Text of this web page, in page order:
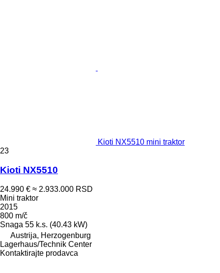
Kioti NX5510 mini traktor
23
Kioti NX5510
24.990 € ≈ 2.933.000 RSD
Mini traktor
2015
800 m/č
Snaga 55 k.s. (40.43 kW)
Austrija, Herzogenburg
Lagerhaus/Technik Center
Kontaktirajte prodavca